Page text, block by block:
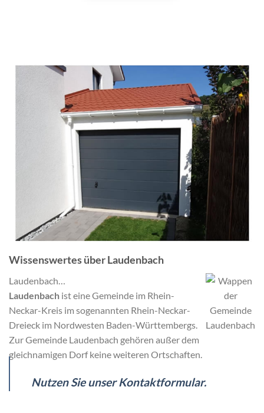
Wissenswertes über Laudenbach
Laudenbach…
Laudenbach ist eine Gemeinde im Rhein-
Neckar-Kreis im sogenannten Rhein-Neckar-
Dreieck im Nordwesten Baden-Württembergs.
Zur Gemeinde Laudenbach gehören außer dem
gleichnamigen Dorf keine weiteren Ortschaften.
Nutzen Sie unser Kontaktformular.